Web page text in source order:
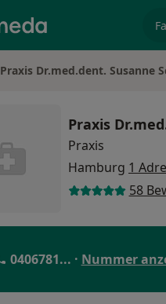
Praxis Dr.med.dent. Susanne
Praxis
Praxis
Hamburg 1
58
0406781... · Nummer